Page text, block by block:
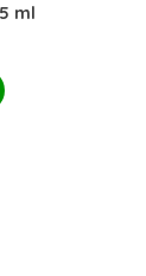
ml